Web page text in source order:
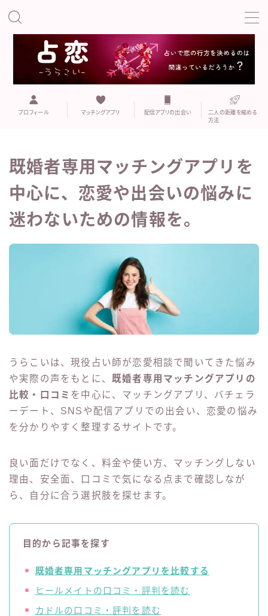
こい
MENU
プロフィール
既婚者専用マッチングアプリ
二人の距離を縮める方法
プロフィール マッチングアプリ 配信アプリの出会い
二人の距離を縮める
方法
既婚者専用マッチングアプリを
中心に、恋愛や出会いの悩みに
迷わないための情報を。
うらこいは、現役占い師が恋愛相談で聞いてきた悩み
や実際の声をもとに、 既婚者専用マッチングアプリの
比較・口コミ を中心に、マッチングアプリ、バチェラ
ーデート、SNSや配信アプリでの出会い、恋愛の悩み
を分かりやすく整理するサイトです。
良い面だけでなく、料金や使い方、マッチングしない
理由、安全面、口コミで気になる点まで確認しなが
ら、自分に合う選択肢を探せます。
目的から記事を探す
既婚者専用マッチングアプリを比較する
ヒールメイトの口コミ・評判を読む
カドルの口コミ・評判を読む